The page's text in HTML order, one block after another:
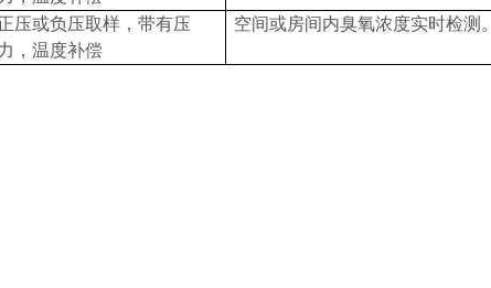
压或负压取样，带有压
，温度补偿
空间或房间内臭氧浓度实时检测。